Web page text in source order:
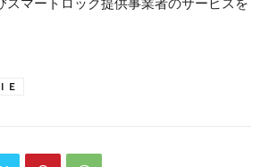
Ｅ